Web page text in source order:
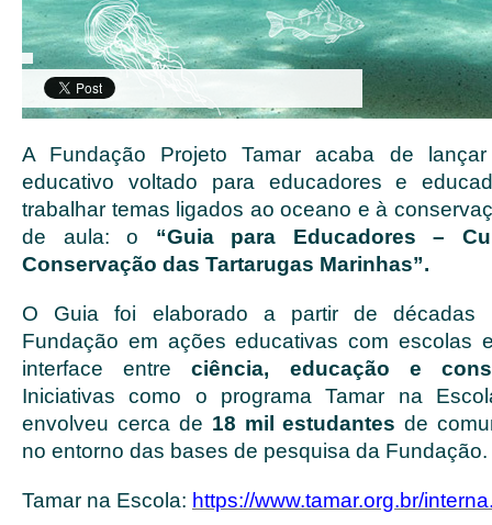
A Fundação Projeto Tamar acaba de
educativo voltado para educadores e
trabalhar temas ligados ao oceano e à
de aula: o “Guia para Educadores –
Conservação das Tartarugas Marinhas”.
O Guia foi elaborado a partir de décadas
Fundação em ações educativas com escolas
interface entreciência, educação e
Iniciativas como o programa Tamar na
envolveu cerca de 18 mil estudantes de
no entorno das bases de pesquisa da Fundação.
Tamar na Escola: https://www.tamar.org.br/